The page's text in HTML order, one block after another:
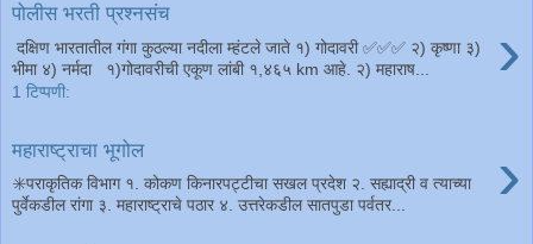
पोलीस भरती प्रश्नसंच ›
दक्षिण भारतातील गंगा कुठल्या नदीला म्हंटले जाते १) गोदावरी ✅✅✅ २) कृष्णा ३)
भीमा ४) नर्मदा १)गोदावरीची एकूण लांबी १,४६५ km आहे. २) महाराष...
1 टिप्पणी:
महाराष्ट्राचा भूगोल ›
✳️पराकृतिक विभाग १. कोकण किनारपट्टीचा सखल प्रदेश २. सह्याद्री व त्याच्या
पुर्वेकडील रांगा ३. महाराष्ट्राचे पठार ४. उत्तरेकडील सातपुडा पर्वतर...